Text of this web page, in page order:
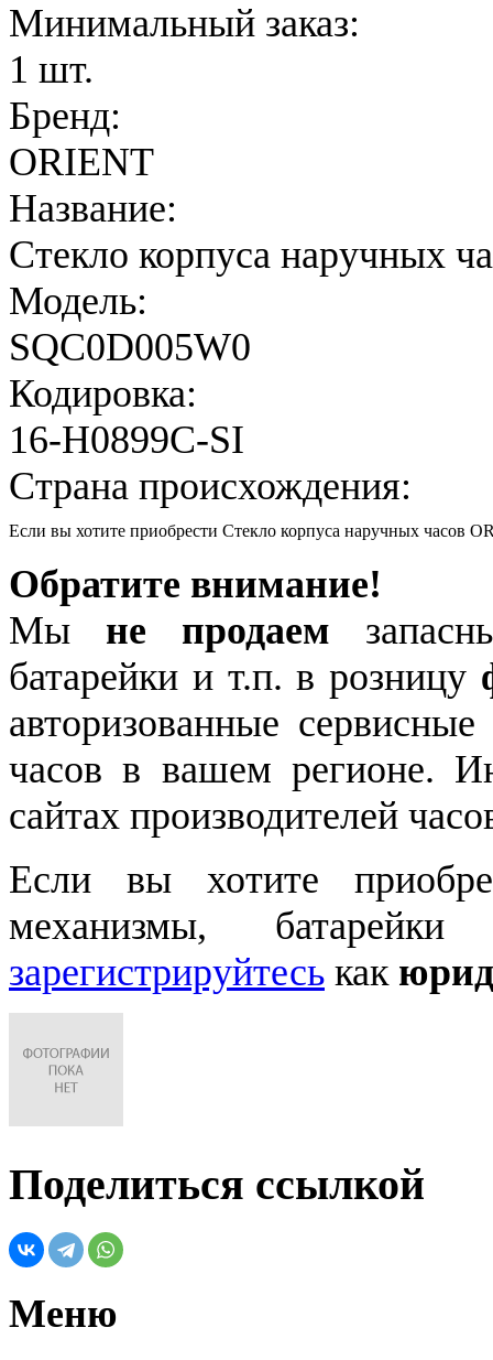
Минимальный заказ:
1 шт.
Бренд:
ORIENT
Название:
Стекло корпуса наручных
Модель:
SQC0D005W0
Кодировка:
16-H0899C-SI
Страна происхождения:
Если вы хотите приобрести Стекло корпуса наручных часов
Обратите внимание!
Мы не продаем
батарейки и т.п. в розницу
авторизованные
часов в вашем регионе.
сайтах производителей
Если вы хотите
механизмы,
зарегистрируйтесь как
Поделиться ссылкой
Меню